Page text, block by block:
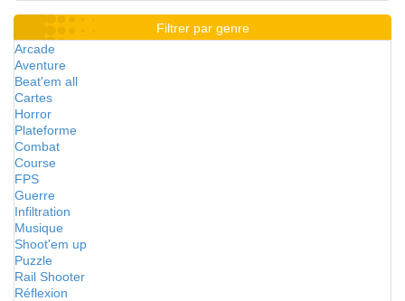
Filtrer par genre
Arcade
Aventure
Beat'em all
Cartes
Horror
Plateforme
Combat
Course
FPS
Guerre
Infiltration
Musique
Shoot'em up
Puzzle
Rail Shooter
Réflexion